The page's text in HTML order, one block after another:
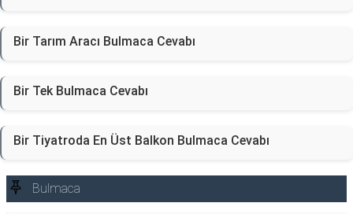
Bir Tarım Aracı Bulmaca Cevabı
Bir Tek Bulmaca Cevabı
Bir Tiyatroda En Üst Balkon Bulmaca Cevabı
Bulmaca